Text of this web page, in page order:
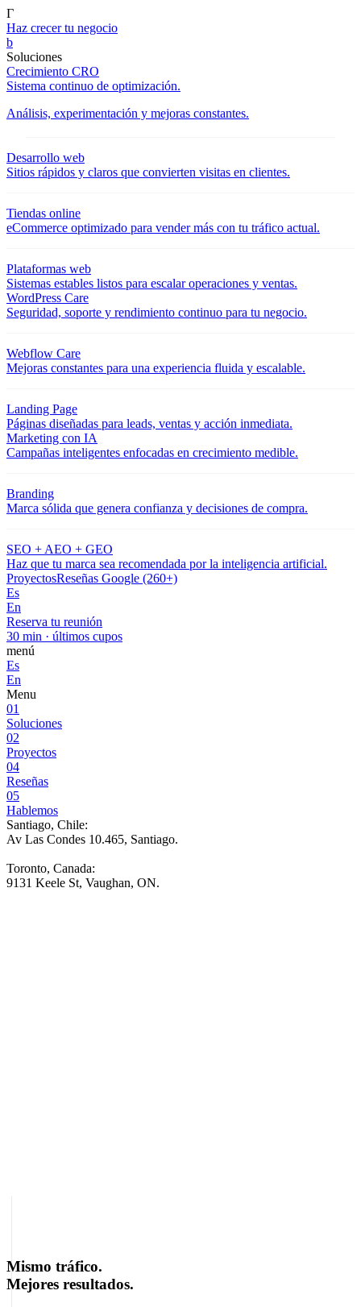
Γ
Haz crecer tu negocio
b
Soluciones
Crecimiento CRO
Sistema continuo de optimización.
Análisis, experimentación y mejoras constantes.
Desarrollo web
Sitios rápidos y claros que convierten visitas en clientes.
Tiendas online
eCommerce optimizado para vender más con tu tráfico actual.
Plataformas web
Sistemas estables listos para escalar operaciones y ventas.
WordPress Care
Seguridad, soporte y rendimiento continuo para tu negocio.
Webflow Care
Mejoras constantes para una experiencia fluida y escalable.
Landing Page
Páginas diseñadas para leads, ventas y acción inmediata.
Marketing con IA
Campañas inteligentes enfocadas en crecimiento medible.
Branding
Marca sólida que genera confianza y decisiones de compra.
SEO + AEO + GEO
Haz que tu marca sea recomendada por la inteligencia artificial.
ProyectosReseñas Google (260+)
Es
En
Reserva tu reunión
30 min · últimos cupos
menú
Es
En
Menu
01
Soluciones
02
Proyectos
04
Reseñas
05
Hablemos
Santiago, Chile:
Av Las Condes 10.465, Santiago.
Toronto, Canada:
9131 Keele St, Vaughan, ON.
Mismo tráfico.
Mejores resultados.